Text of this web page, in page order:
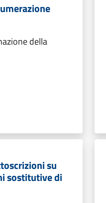
della
su
sostitutive di